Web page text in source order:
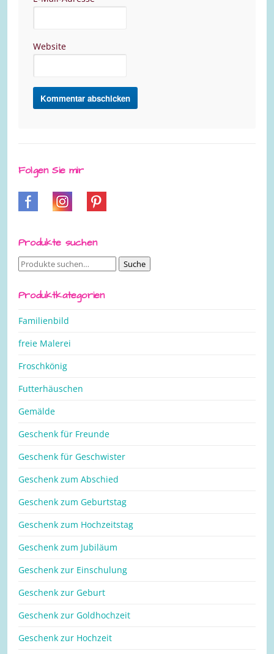
Website
Folgen Sie mir
Produkte suchen
Suche
Suche
Produktkategorien
Familienbild
freie Malerei
Froschkönig
Futterhäuschen
Gemälde
Geschenk für Freunde
Geschenk für Geschwister
Geschenk zum Abschied
Geschenk zum Geburtstag
Geschenk zum Hochzeitstag
Geschenk zum Jubiläum
Geschenk zur Einschulung
Geschenk zur Geburt
Geschenk zur Goldhochzeit
Geschenk zur Hochzeit